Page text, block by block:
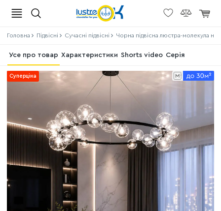
Головна Підвісні Сучасні підвісні Чорна підвісна люстра-молекула
Усе про товар Характеристики Shorts video Серія
Суперціна